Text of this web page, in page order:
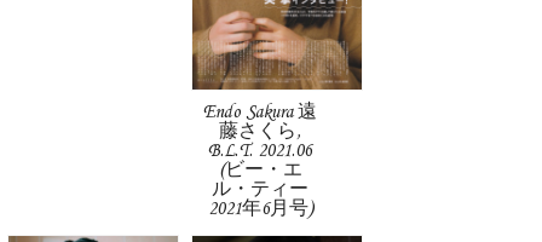
Endo Sakura 遠
藤さくら,
B.L.T. 2021.06
(ビー・エ
ル・ティー
2021年6月号)